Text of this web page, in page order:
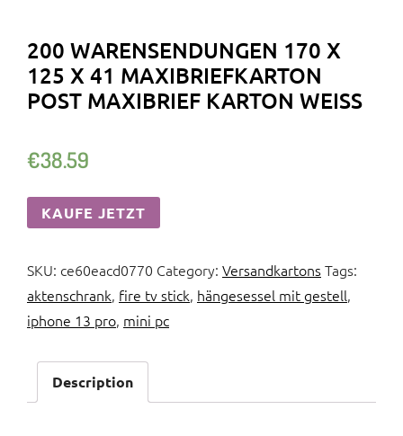
200 WARENSENDUNGEN 170 X
125 X 41 MAXIBRIEFKARTON
POST MAXIBRIEF KARTON WEISS
€38.59
KAUFE JETZT
SKU: ce60eacd0770 Category: VersandkartonsTags:
aktenschrank, fire tv stick, hängesessel mit gestell,
iphone 13 pro, mini pc
Description